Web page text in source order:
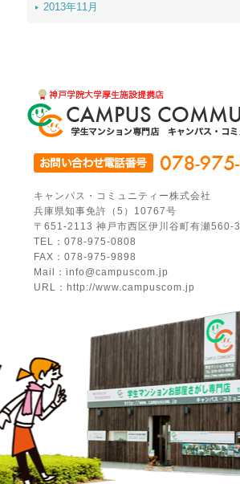
2013年11月
キャンパス・コミュニティー株式会社
兵庫県知事免許（5）10767号
〒651-2113 神戸市西区伊川谷町有瀬560-3
TEL：078-975-0808
FAX：078-975-9898
Mail：info@campuscom.jp
URL：http://www.campuscom.jp